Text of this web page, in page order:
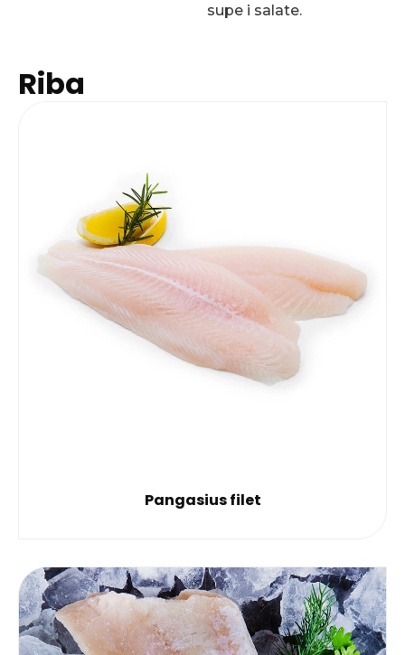
supe i salate.
Riba
Pangasius filet